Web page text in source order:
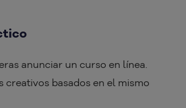
anunciar un curso en línea.
creativos basados en el mismo